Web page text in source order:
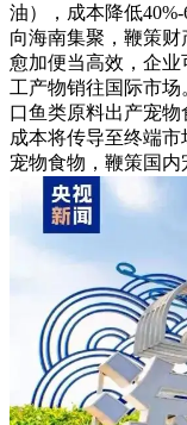
油），成本降低
向海南集聚，鞭策
愈加便当高效，企
工产物销往国际市
口鱼类原料出产宠
成本将传导至终端
宠物食物，鞭策国内